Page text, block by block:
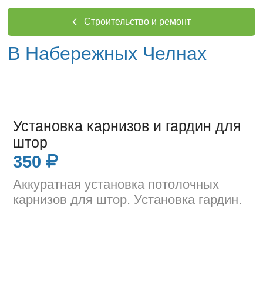
Строительство и ремонт
В Набережных Челнах
Установка карнизов и гардин для
штор
350
Аккуратная установка потолочных
карнизов для штор. Установка гардин.